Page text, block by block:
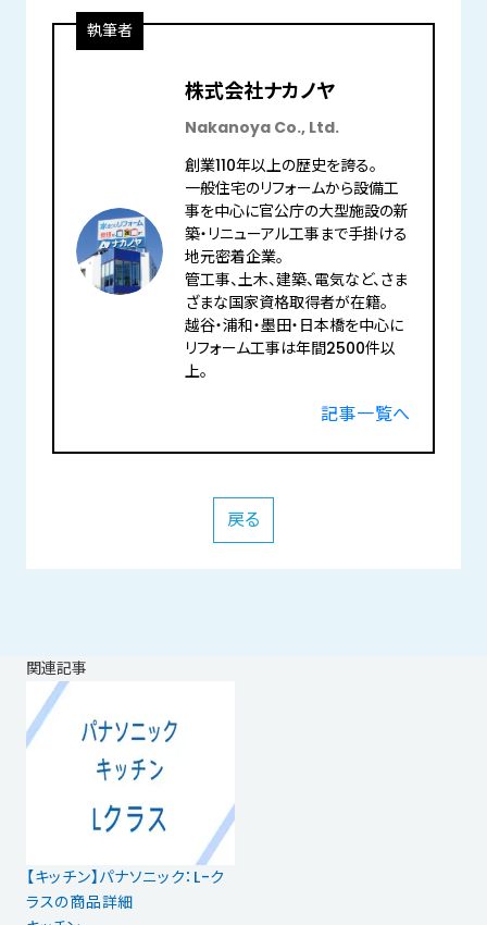
執筆者
株式会社ナカノヤ
Nakanoya Co., Ltd.
創業110年以上の歴史を誇る。
一般住宅のリフォームから設備工
事を中心に官公庁の大型施設の新
築・リニューアル工事まで手掛ける
地元密着企業。
管工事、土木、建築、電気など、さま
ざまな国家資格取得者が在籍。
越谷・浦和・墨田・日本橋を中心に
リフォーム工事は年間2500件以
上。
記事一覧へ
戻る
関連記事
【キッチン】パナソニック：L-ク
ラスの商品詳細